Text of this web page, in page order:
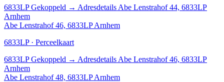
6833LP Gekoppeld → Adresdetails Abe Lenstrahof 44, 6833LP
Arnhem
Abe Lenstrahof 46, 6833LP Arnhem
6833LP · Perceelkaart
6833LP Gekoppeld → Adresdetails Abe Lenstrahof 46, 6833LP
Arnhem
Abe Lenstrahof 48, 6833LP Arnhem